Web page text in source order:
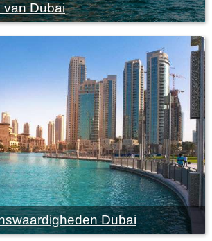
van Dubai
Dubai